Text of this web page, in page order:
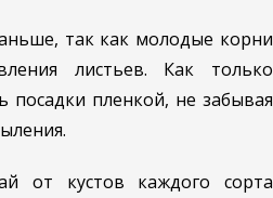
так как молодые корни
листьев. Как только
пленкой, не забывая
от кустов каждого сорта